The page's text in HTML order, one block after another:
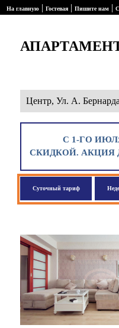
На главную | Гостевая | Пишите нам |
Центр, Ул. А.
С 1-ГО ИЮЛЯ
СКИДКОЙ. АКЦИЯ
Суточный тариф